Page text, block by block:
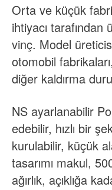
Orta ve küçük
ihtiyacı
vinç. Model
otomobil
diğer kaldırma
NS ayarlanabilir
edebilir, hızlı bir
kurulabilir, küçük
tasarımı makul,
ağırlık, açıklığa